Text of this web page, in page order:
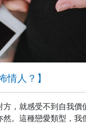
情人？】
，就感受不到自我
。這種戀愛類型，